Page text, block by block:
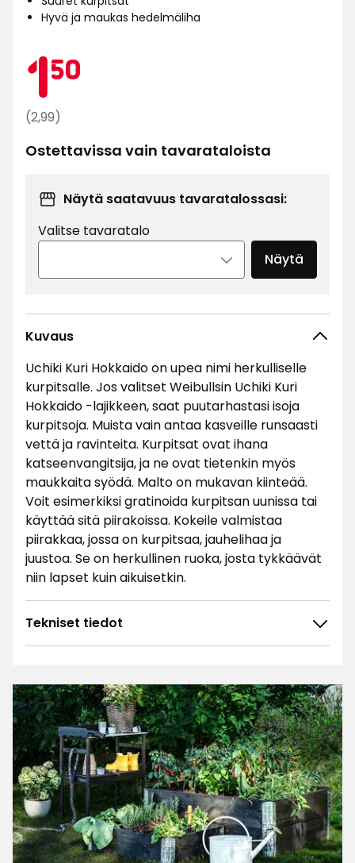
Hyvä ja maukas hedelmäliha
150
€
Normaali
2,99
(2,99)
Ostettavissa vain tavarataloista
Näytä saatavuus tavaratalossasi:
Valitse tavaratalo
Näytä
Kuvaus
Uchiki Kuri Hokkaido on upea nimi herkulliselle
kurpitsalle. Jos valitset Weibullsin Uchiki Kuri
Hokkaido -lajikkeen, saat puutarhastasi isoja
kurpitsoja. Muista vain antaa kasveille runsaasti
vettä ja ravinteita. Kurpitsat ovat ihana
katseenvangitsija, ja ne ovat tietenkin myös
maukkaita syödä. Malto on mukavan kiinteää.
Voit esimerkiksi gratinoida kurpitsan uunissa tai
käyttää sitä piirakoissa. Kokeile valmistaa
piirakkaa, jossa on kurpitsaa, jauhelihaa ja
juustoa. Se on herkullinen ruoka, josta tykkäävät
niin lapset kuin aikuisetkin.
Tekniset tiedot